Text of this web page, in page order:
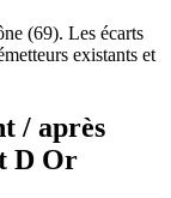
(69). Les écarts
existants et
/ après
D Or